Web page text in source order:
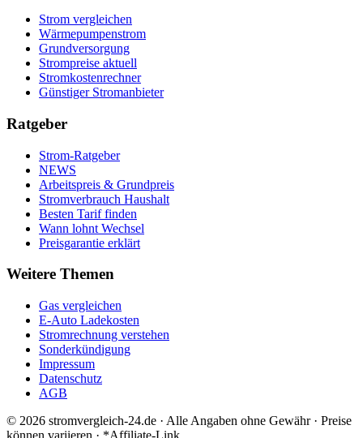
Strom vergleichen
Wärmepumpenstrom
Grundversorgung
Strompreise aktuell
Stromkostenrechner
Günstiger Stromanbieter
Ratgeber
Strom-Ratgeber
NEWS
Arbeitspreis & Grundpreis
Stromverbrauch Haushalt
Besten Tarif finden
Wann lohnt Wechsel
Preisgarantie erklärt
Weitere Themen
Gas vergleichen
E-Auto Ladekosten
Stromrechnung verstehen
Sonderkündigung
Impressum
Datenschutz
AGB
© 2026 stromvergleich-24.de · Alle Angaben ohne Gewähr · Preise